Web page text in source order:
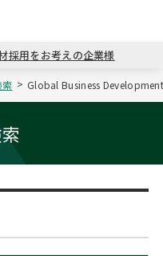
戻る
コンサ
戻る
キャリ
戻る
MBAの
戻る
日本か
戻る
パワー
採用をお考えの企業様
索 Global Business